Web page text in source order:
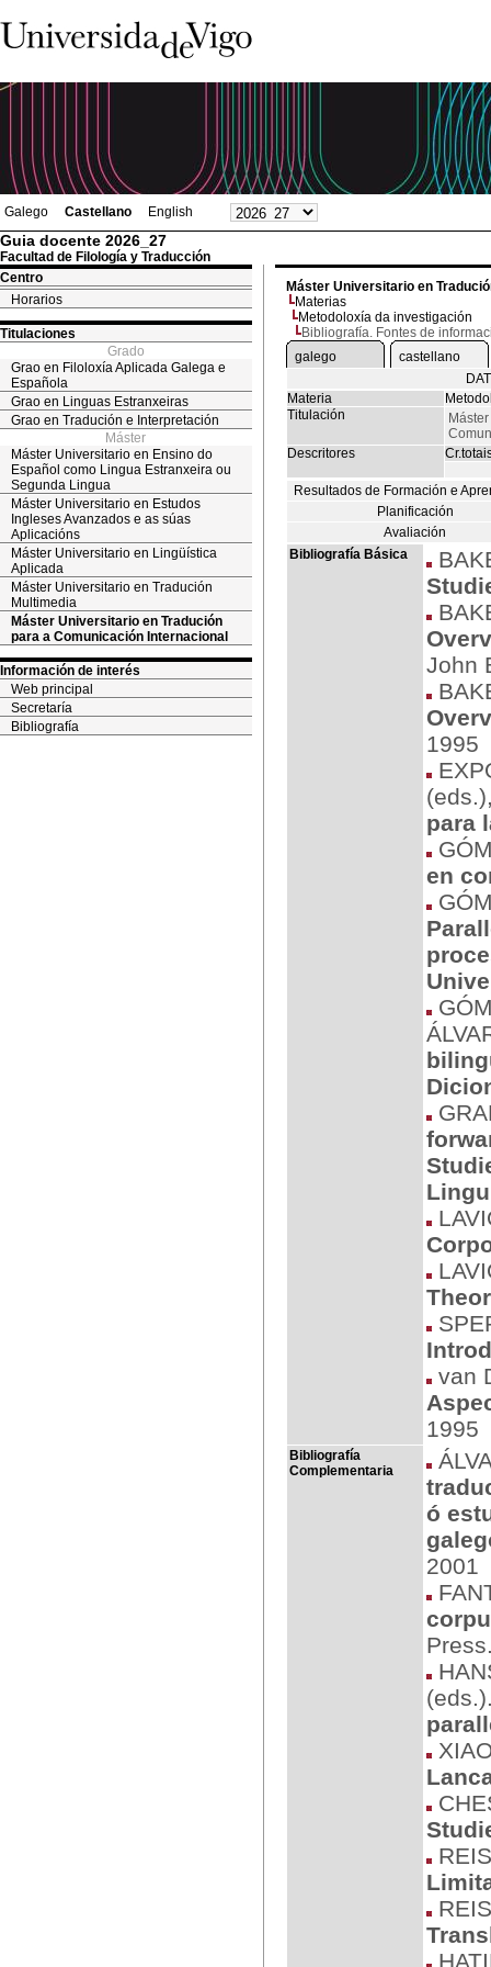
Galego Castellano English
Guia docente 2026_27
Facultad de Filología y Traducción
Centro
Horarios
Titulaciones
Grado
Grao en Filoloxía Aplicada Galega e
Española
Grao en Linguas Estranxeiras
Grao en Tradución e Interpretación
Máster
Máster Universitario en Ensino do
Español como Lingua Estranxeira ou
Segunda Lingua
Máster Universitario en Estudos
Ingleses Avanzados e as súas
Aplicacións
Máster Universitario en Lingüística
Aplicada
Máster Universitario en Tradución
Multimedia
Máster Universitario en Tradución
para a Comunicación Internacional
Información de interés
Web principal
Secretaría
Bibliografía
Máster Universitario en
Materias
Metodoloxía da investigación
Bibliografía. Fontes de
galego
castellano
Materia
Titulación
Descritores
Resultados de Formación e
Planificación
Avaliación
Bibliografía Básica
John
1995
para
en
van
1995
Bibliografía
Complementaria
ó
2001